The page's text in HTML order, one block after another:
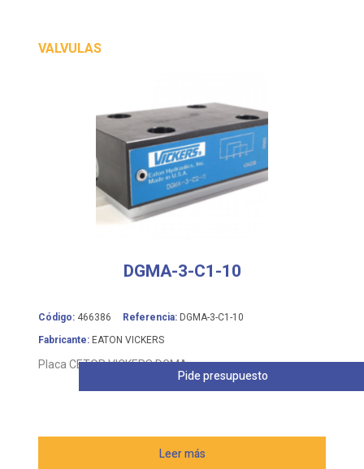
VALVULAS
DGMA-3-C1-10
Código: 466386 Referencia: DGMA-3-C1-10
Fabricante: EATON VICKERS
Placa CETOP VICKERS DGMA
Leer más
Pide presupuesto